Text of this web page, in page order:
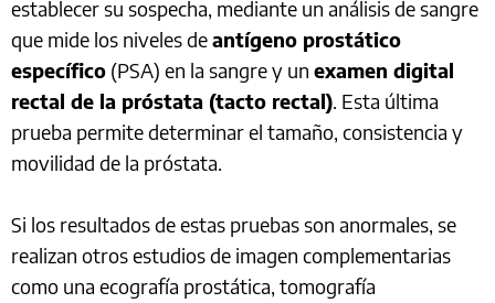
establecer su sospecha, mediante un análisis de sangre
que mide los niveles deantígeno prostático
específico (PSA) en la sangre y un examen digital
rectal de la próstata (tacto rectal). Esta última
prueba permite determinar el tamaño, consistencia y
movilidad de la próstata.
Si los resultados de estas pruebas son anormales, se
realizan otros estudios de imagen complementarias
como una ecografía prostática, tomografía